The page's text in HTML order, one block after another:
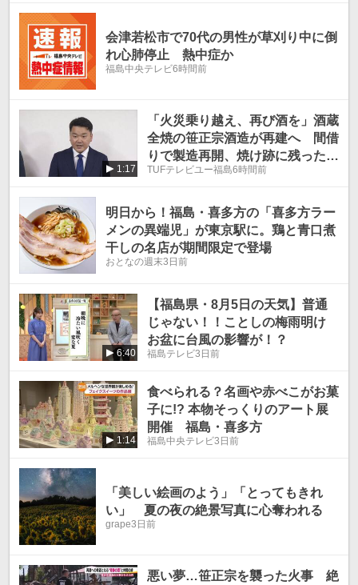
会津若松市で70代の男性が草刈り中に倒
れ心肺停止 熱中症か
福島中央テレビ6時間前
1:17
「火災乗り越え、再び酒を」酒蔵
全焼の笹正宗酒造が再建へ 間借
りで製造再開、焼け跡に残った3
500リットル出荷 福島・喜多方
TUFテレビユー福島6時間前
明日から！福島・喜多方の「喜多方ラー
メンの異端児」が東京駅に。鶏と青口煮
干しの名店が期間限定で登場
おとなの週末3日前
6:40
【福島県・8月5日の天気】普通
じゃない！！ことしの梅雨明け
お盆に台風の影響が！？
福島テレビ3日前
1:14
食べられる？名画や赤べこがお菓
子に!? 本物そっくりのアート展
開催 福島・喜多方
福島中央テレビ3日前
「美しい絵画のよう」「とってもきれ
い」 夏の夜の絶景写真に心奪われる
grape3日前
悪い夢…笹正宗を襲った火事 絶